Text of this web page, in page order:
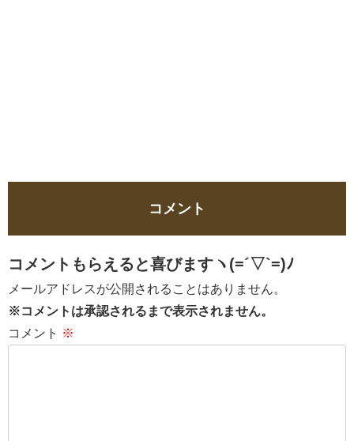
コメント
コメントもらえると喜びますヽ(=´▽`=)ﾉ
メールアドレスが公開されることはありません。
※コメントは承認されるまで表示されません。
コメント ※